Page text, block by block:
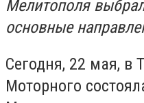
Мелитополя
основные
Сегодня, 22 мая, в
Моторного